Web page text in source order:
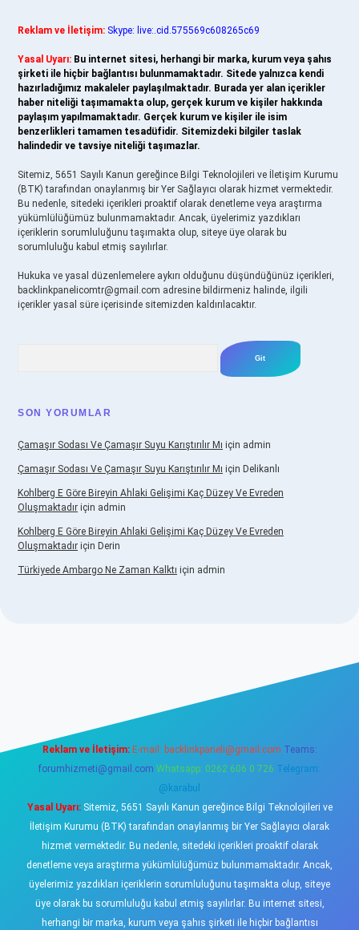
Reklam ve İletişim: Skype: live:.cid.575569c608265c69
Yasal Uyarı: Bu internet sitesi, herhangi bir marka, kurum veya şahıs
şirketi ile hiçbir bağlantısı bulunmamaktadır. Sitede yalnızca kendi
hazırladığımız makaleler paylaşılmaktadır. Burada yer alan içerikler
haber niteliği taşımamakta olup, gerçek kurum ve kişiler hakkında
paylaşım yapılmamaktadır. Gerçek kurum ve kişiler ile isim
benzerlikleri tamamen tesadüfidir. Sitemizdeki bilgiler taslak
halindedir ve tavsiye niteliği taşımazlar.
Sitemiz, 5651 Sayılı Kanun gereğince Bilgi Teknolojileri ve İletişim Kurumu
(BTK) tarafından onaylanmış bir Yer Sağlayıcı olarak hizmet vermektedir.
Bu nedenle, sitedeki içerikleri proaktif olarak denetleme veya araştırma
yükümlülüğümüz bulunmamaktadır. Ancak, üyelerimiz yazdıkları
içeriklerin sorumluluğunu taşımakta olup, siteye üye olarak bu
sorumluluğu kabul etmiş sayılırlar.
Hukuka ve yasal düzenlemelere aykırı olduğunu düşündüğünüz içerikleri,
backlinkpanelicomtr@gmail.com adresine bildirmeniz halinde, ilgili
içerikler yasal süre içerisinde sitemizden kaldırılacaktır.
SON YORUMLAR
Çamaşır Sodası Ve Çamaşır Suyu Karıştırılır Mı için admin
Çamaşır Sodası Ve Çamaşır Suyu Karıştırılır Mı için Delikanlı
Kohlberg E Göre Bireyin Ahlaki Gelişimi Kaç Düzey Ve Evreden
Oluşmaktadır için admin
Kohlberg E Göre Bireyin Ahlaki Gelişimi Kaç Düzey Ve Evreden
Oluşmaktadır için Derin
Türkiyede Ambargo Ne Zaman Kalktı için admin
Reklam ve İletişim: E-mail: backlinkpaneli@gmail.com Teams:
forumhizmeti@gmail.com Whatsapp: 0262 606 0 726 Telegram:
@karabul
Yasal Uyarı:Sitemiz, 5651 Sayılı Kanun gereğince Bilgi Teknolojileri ve
İletişim Kurumu (BTK) tarafından onaylanmış bir Yer Sağlayıcı olarak
hizmet vermektedir. Bu nedenle, sitedeki içerikleri proaktif olarak
denetleme veya araştırma yükümlülüğümüz bulunmamaktadır. Ancak,
üyelerimiz yazdıkları içeriklerin sorumluluğunu taşımakta olup, siteye
üye olarak bu sorumluluğu kabul etmiş sayılırlar. Bu internet sitesi,
herhangi bir marka, kurum veya şahıs şirketi ile hiçbir bağlantısı